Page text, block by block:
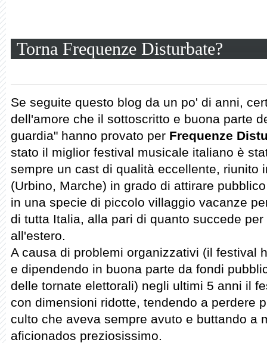
Torna Frequenze Disturbate?
Se seguite questo blog da un po' di anni,
dell'amore che il sottoscritto e buona parte
guardia" hanno provato per Frequenze
stato il miglior festival musicale italiano è
sempre un cast di qualità eccellente, riunito
(Urbino, Marche) in grado di attirare
in una specie di piccolo villaggio vacanze
di tutta Italia, alla pari di quanto succede
all'estero.
A causa di problemi organizzativi (il festival
e dipendendo in buona parte da fondi
delle tornate elettorali) negli ultimi 5 anni il
con dimensioni ridotte, tendendo a perdere
culto che aveva sempre avuto e buttando a
aficionados preziosissimo.